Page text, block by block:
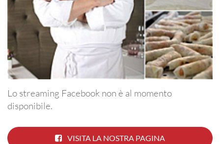
Lo streaming Facebook non è al momento
disponibile.
VISITA LA NOSTRA PAGINA